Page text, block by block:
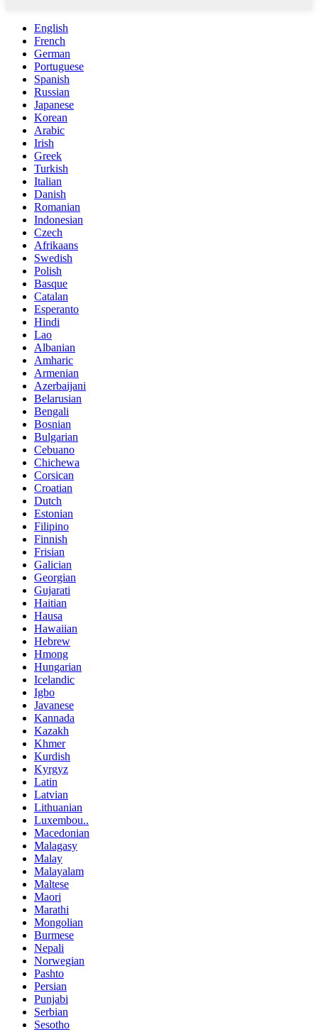
English
French
German
Portuguese
Spanish
Russian
Japanese
Korean
Arabic
Irish
Greek
Turkish
Italian
Danish
Romanian
Indonesian
Czech
Afrikaans
Swedish
Polish
Basque
Catalan
Esperanto
Hindi
Lao
Albanian
Amharic
Armenian
Azerbaijani
Belarusian
Bengali
Bosnian
Bulgarian
Cebuano
Chichewa
Corsican
Croatian
Dutch
Estonian
Filipino
Finnish
Frisian
Galician
Georgian
Gujarati
Haitian
Hausa
Hawaiian
Hebrew
Hmong
Hungarian
Icelandic
Igbo
Javanese
Kannada
Kazakh
Khmer
Kurdish
Kyrgyz
Latin
Latvian
Lithuanian
Luxembou..
Macedonian
Malagasy
Malay
Malayalam
Maltese
Maori
Marathi
Mongolian
Burmese
Nepali
Norwegian
Pashto
Persian
Punjabi
Serbian
Sesotho